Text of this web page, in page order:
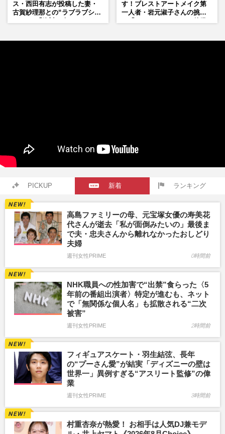
ス・西田有志が投稿した妻・
古賀紗理那との“ラブラブショ
す！ブレストアートメイク第
一人者・岩元淑子さんの挑戦
PICKUP 新着 ランキング
高島ファミリーの母、元宝塚女優の寿美花
代さんが逝去「私が面倒みたいの」最後ま
で夫・忠夫さんから離れなかったおしどり
夫婦
週刊女性PRIME 0時間前
NHK職員への性加害で“出禁”食らった〈5
年前の番組出演者〉特定が進むも、ネット
で「無関係な個人名」も拡散される“二次
被害”
週刊女性PRIME 2時間前
フィギュアスケート・羽生結弦、長年
の“プーさん愛”が結実「ディズニーの壁は
世界一」異例すぎる“アスリート監修”の偉
業
週刊女性PRIME 3時間前
村重杏奈が熱愛！ お相手は人気DJ兼モデ